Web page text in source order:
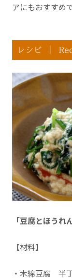
アにもおすすめで
「豆腐とほうれ
【材料】
・木綿豆腐 半